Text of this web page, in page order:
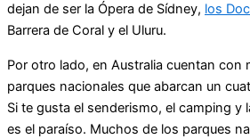
dejan de ser la Ópera de Sídney, los
Barrera de Coral y el Uluru.
Por otro lado, en Australia cuentan con
parques nacionales que abarcan un
Si te gusta el senderismo, el camping y
es el paraíso. Muchos de los parques